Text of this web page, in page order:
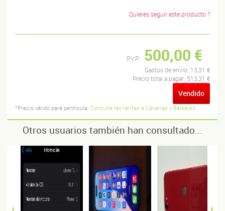
Quieres seguir este producto ?
P.V.P: 500,00 €
Gastos de envío: 13,31 €
Precio total a pagar: 513,31 €
Vendido
*Precio válido para península. Consulta las tarifas a Canarias y Baleares.
Otros usuarios también han consultado...